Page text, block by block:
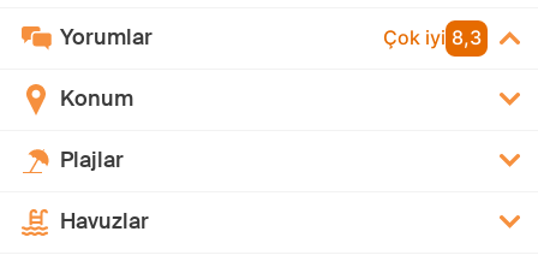
Yorumlar Çok iyi 8,3
Konum
Plajlar
Havuzlar